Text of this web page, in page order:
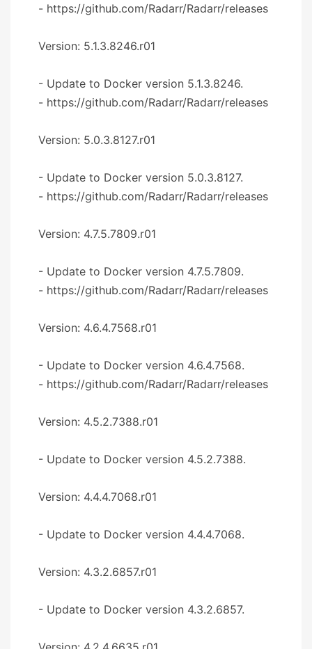
- https://github.com/Radarr/Radarr/releases
Version: 5.1.3.8246.r01
- Update to Docker version 5.1.3.8246.
- https://github.com/Radarr/Radarr/releases
Version: 5.0.3.8127.r01
- Update to Docker version 5.0.3.8127.
- https://github.com/Radarr/Radarr/releases
Version: 4.7.5.7809.r01
- Update to Docker version 4.7.5.7809.
- https://github.com/Radarr/Radarr/releases
Version: 4.6.4.7568.r01
- Update to Docker version 4.6.4.7568.
- https://github.com/Radarr/Radarr/releases
Version: 4.5.2.7388.r01
- Update to Docker version 4.5.2.7388.
Version: 4.4.4.7068.r01
- Update to Docker version 4.4.4.7068.
Version: 4.3.2.6857.r01
- Update to Docker version 4.3.2.6857.